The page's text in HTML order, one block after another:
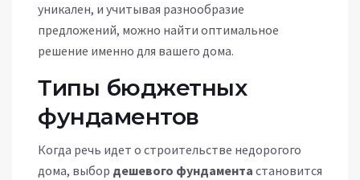
уникален, и учитывая разнообразие
предложений, можно найти оптимальное
решение именно для вашего дома.
Типы бюджетных
фундаментов
Когда речь идет о строительстве недорогого
дома, выбор дешевого фундамента становится